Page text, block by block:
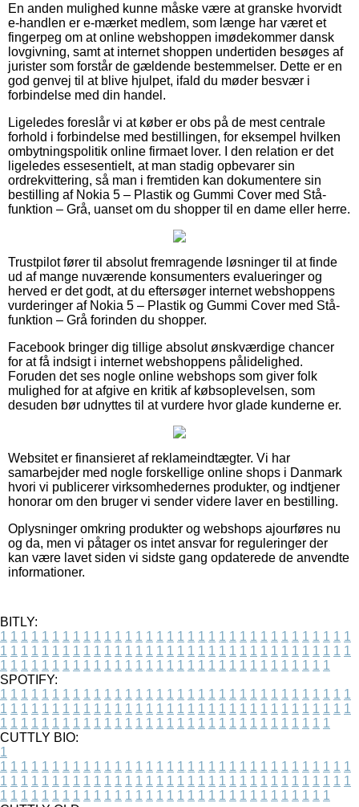
En anden mulighed kunne måske være at granske hvorvidt
e-handlen er e-mærket medlem, som længe har været et
fingerpeg om at online webshoppen imødekommer dansk
lovgivning, samt at internet shoppen undertiden besøges af
jurister som forstår de gældende bestemmelser. Dette er en
god genvej til at blive hjulpet, ifald du møder besvær i
forbindelse med din handel.
Ligeledes foreslår vi at køber er obs på de mest centrale
forhold i forbindelse med bestillingen, for eksempel hvilken
ombytningspolitik online firmaet lover. I den relation er det
ligeledes essesentielt, at man stadig opbevarer sin
ordrekvittering, så man i fremtiden kan dokumentere sin
bestilling af Nokia 5 – Plastik og Gummi Cover med Stå-
funktion – Grå, uanset om du shopper til en dame eller herre.
Trustpilot fører til absolut fremragende løsninger til at finde
ud af mange nuværende konsumenters evalueringer og
herved er det godt, at du eftersøger internet webshoppens
vurderinger af Nokia 5 – Plastik og Gummi Cover med Stå-
funktion – Grå forinden du shopper.
Facebook bringer dig tillige absolut ønskværdige chancer
for at få indsigt i internet webshoppens pålidelighed.
Foruden det ses nogle online webshops som giver folk
mulighed for at afgive en kritik af købsoplevelsen, som
desuden bør udnyttes til at vurdere hvor glade kunderne er.
Websitet er finansieret af reklameindtægter. Vi har
samarbejder med nogle forskellige online shops i Danmark
hvori vi publicerer virksomhedernes produkter, og indtjener
honorar om den bruger vi sender videre laver en bestilling.
Oplysninger omkring produkter og webshops ajourføres nu
og da, men vi påtager os intet ansvar for reguleringer der
kan være lavet siden vi sidste gang opdaterede de anvendte
informationer.
BITLY:
1 1 1 1 1 1 1 1 1 1 1 1 1 1 1 1 1 1 1 1 1 1 1 1 1 1 1 1 1 1 1 1 1 1
1 1 1 1 1 1 1 1 1 1 1 1 1 1 1 1 1 1 1 1 1 1 1 1 1 1 1 1 1 1 1 1 1 1
1 1 1 1 1 1 1 1 1 1 1 1 1 1 1 1 1 1 1 1 1 1 1 1 1 1 1 1 1 1 1 1
SPOTIFY:
1 1 1 1 1 1 1 1 1 1 1 1 1 1 1 1 1 1 1 1 1 1 1 1 1 1 1 1 1 1 1 1 1 1
1 1 1 1 1 1 1 1 1 1 1 1 1 1 1 1 1 1 1 1 1 1 1 1 1 1 1 1 1 1 1 1 1 1
1 1 1 1 1 1 1 1 1 1 1 1 1 1 1 1 1 1 1 1 1 1 1 1 1 1 1 1 1 1 1 1
CUTTLY BIO:
1
1 1 1 1 1 1 1 1 1 1 1 1 1 1 1 1 1 1 1 1 1 1 1 1 1 1 1 1 1 1 1 1 1 1
1 1 1 1 1 1 1 1 1 1 1 1 1 1 1 1 1 1 1 1 1 1 1 1 1 1 1 1 1 1 1 1 1 1
1 1 1 1 1 1 1 1 1 1 1 1 1 1 1 1 1 1 1 1 1 1 1 1 1 1 1 1 1 1 1 1